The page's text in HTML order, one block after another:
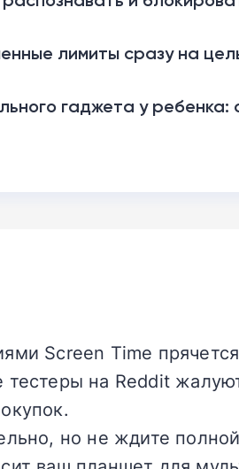
лимиты сразу на
гаджета у
Screen Time
на Reddit
но не ждите